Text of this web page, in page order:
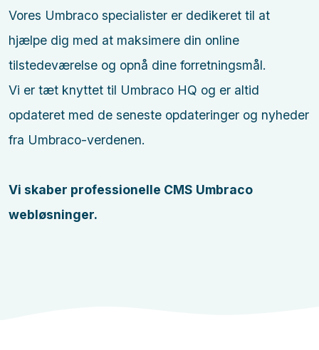
Vores Umbraco specialister er dedikeret til at
hjælpe dig med at maksimere din online
tilstedeværelse og opnå dine forretningsmål.
Vi er tæt knyttet til Umbraco HQ og er altid
opdateret med de seneste opdateringer og nyheder
fra Umbraco-verdenen.
Vi skaber professionelle CMS Umbraco
webløsninger.